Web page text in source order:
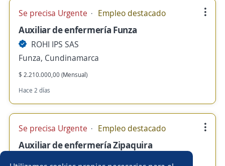
Se precisa Urgente Empleo destacado
Auxiliar de enfermería Funza
ROHI IPS SAS
Funza, Cundinamarca
$ 2.210.000,00 (Mensual)
Hace 2 días
Se precisa Urgente Empleo destacado
Auxiliar de enfermería Zipaquira